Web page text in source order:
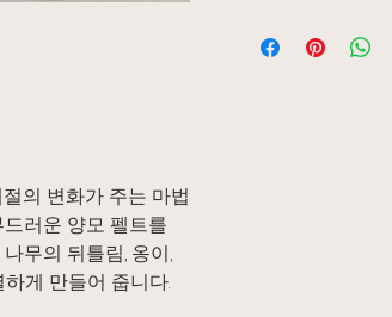
의 변화가 주는 마법
러운 양모 펠트를
무의 뒤틀림, 옹이,
게 만들어 줍니다.